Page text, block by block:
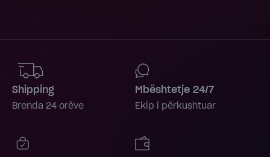
Shipping
Brenda 24 orëve
Mbështetje 24/7
Ekip i përkushtuar